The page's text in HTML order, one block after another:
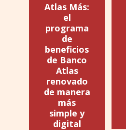
Atlas Más:
el
programa
de
beneficios
de Banco
Atlas
renovado
de manera
más
simple y
digital